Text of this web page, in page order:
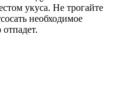
укуса. Не трогайте
необходимое